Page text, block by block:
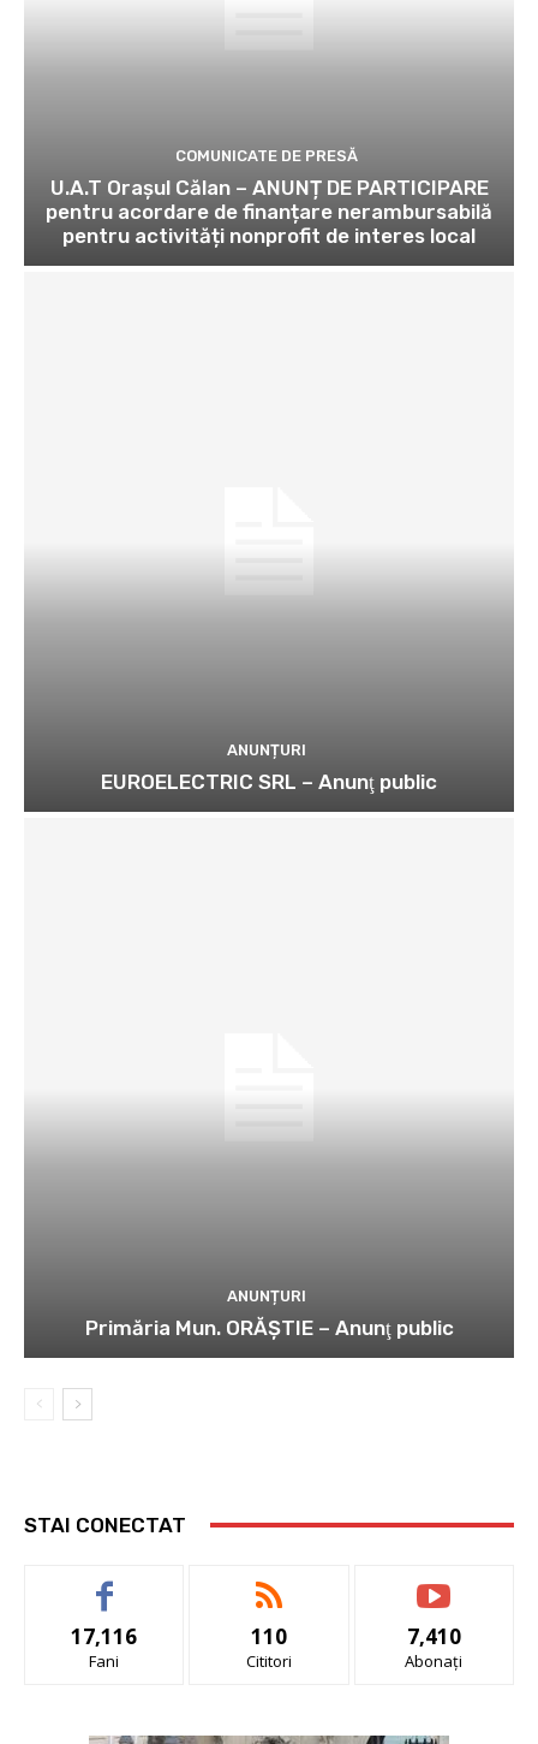
COMUNICATE DE PRESĂ
U.A.T Orașul Călan – ANUNȚ DE PARTICIPARE
pentru acordare de finanțare nerambursabilă
pentru activități nonprofit de interes local
ANUNȚURI
EUROELECTRIC SRL – Anunţ public
ANUNȚURI
Primăria Mun. ORĂȘTIE – Anunţ public
STAI CONECTAT
17,116
Fani
110
Cititori
7,410
Abonați